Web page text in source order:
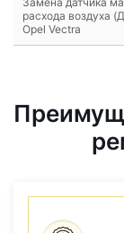
расхода воздуха
Opel Vectra